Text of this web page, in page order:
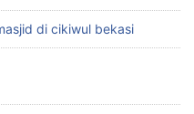
di cikiwul bekasi